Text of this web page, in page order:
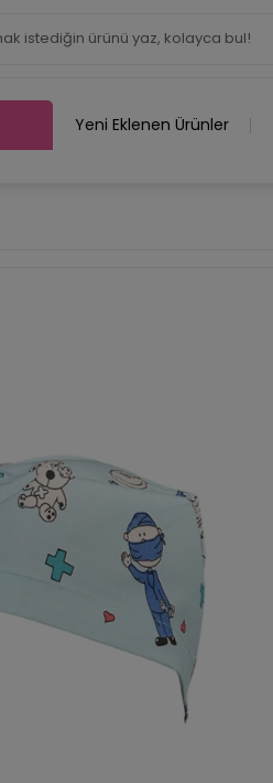
Yeni Eklenen Ürünler